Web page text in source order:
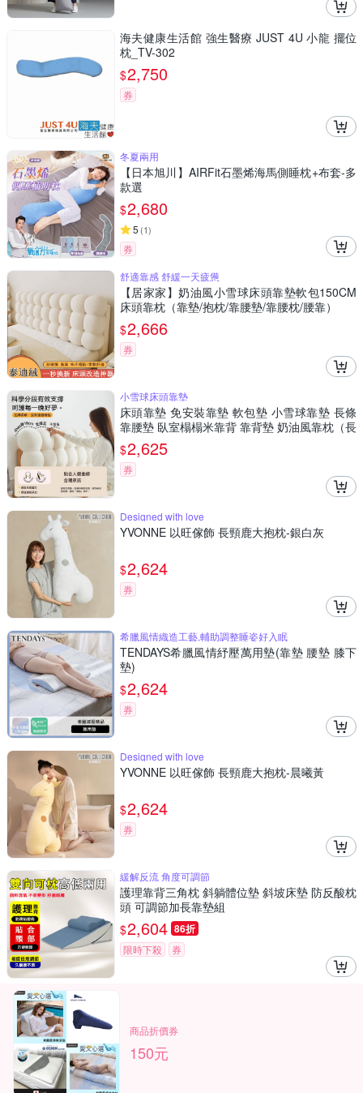
海夫健康生活館 強生醫療 JUST 4U 小龍 擺位
枕_TV-302
$2,750
券
冬夏兩用
【日本旭川】AIRFit石墨烯海馬側睡枕+布套-多
款選
$2,680
5 (1)
券
舒適靠感 舒緩一天疲憊
【居家家】奶油風小雪球床頭靠墊軟包150CM
床頭靠枕（靠墊/抱枕/靠腰墊/靠腰枕/腰靠）
$2,666
券
小雪球床頭靠墊
床頭靠墊 免安裝靠墊 軟包墊 小雪球靠墊 長條
靠腰墊 臥室榻榻米靠背 靠背墊 奶油風靠枕（長
120/150cm）
$2,625
券
Designed with love
YVONNE 以旺傢飾 長頸鹿大抱枕-銀白灰
$2,624
券
希臘風情織造工藝,輔助調整睡姿好入眠
TENDAYS希臘風情紓壓萬用墊(靠墊 腰墊 膝下
墊)
$2,624
券
Designed with love
YVONNE 以旺傢飾 長頸鹿大抱枕-晨曦黃
$2,624
券
緩解反流 角度可調節
護理靠背三角枕 斜躺體位墊 斜坡床墊 防反酸枕
頭 可調節加長靠墊組
$2,604 86折
限時下殺 券
商品折價券
150元